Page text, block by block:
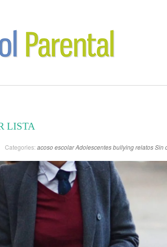
LISTA
Categories: acoso escolarAdolescentesbullyingrelatosSin